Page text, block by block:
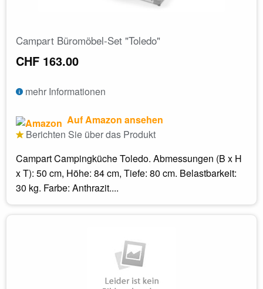
Campart Büromöbel-Set "Toledo"
CHF 163.00
mehr Informationen
Auf Amazon ansehen
Berichten Sie über das Produkt
Campart Campingküche Toledo. Abmessungen (B x H
x T): 50 cm, Höhe: 84 cm, Tiefe: 80 cm. Belastbarkeit:
30 kg. Farbe: Anthrazit....